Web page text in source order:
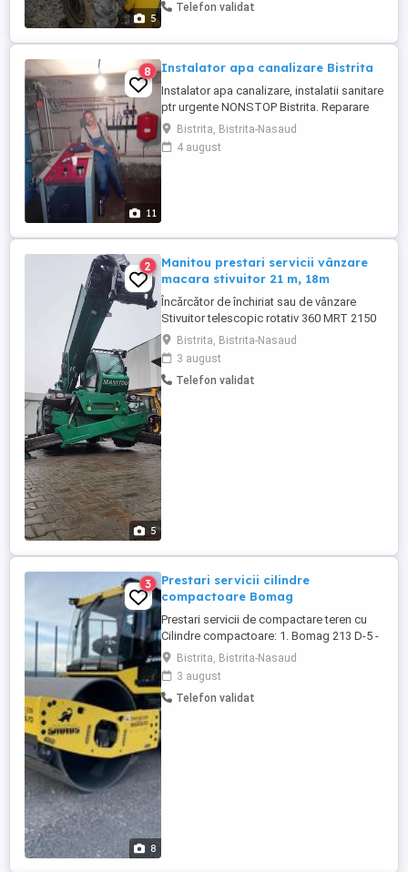
5
Telefon validat
11
8 Instalator apa canalizare Bistrita
Instalator apa canalizare, instalatii sanitare
ptr urgente NONSTOP Bistrita. Reparare
Instalatii sanitare inlocuire tevi (PPR,
polietilena, pexal, zinc, cupru) Montare de
robineti si apometre Reparare, montarea,
Bistrita, Bistrita-Nasaud
4 august
5
2
Manitou prestari servicii vânzare
macara stivuitor 21 m, 18m
Încărcător de închiriat sau de vânzare
Stivuitor telescopic rotativ 360 MRT 2150
este echipat pentru a fi utilizat pe orice tip
de teren si a fost special conceput pentru
sectoarele de constructii si intretinere
industriala. Specificatii tehnice Inaltime de
Bistrita, Bistrita-Nasaud
3 august
Telefon validat
8
3
Prestari servicii cilindre
compactoare Bomag
Prestari servicii de compactare teren cu
Cilindre compactoare: 1. Bomag 213 D-5 -
Greutatea operațională de 15 tone și
lățimea de lucru de 2,13 metri, an
fabricatie 2023 2. Bomag 100 AD-5 -
Greutatea operațională de 3,5 tone și
Bistrita, Bistrita-Nasaud
3 august
Telefon validat